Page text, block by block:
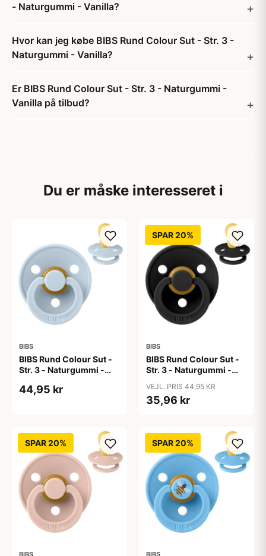
- Naturgummi - Vanilla?
Hvor kan jeg købe BIBS Rund Colour Sut - Str. 3 -
Naturgummi - Vanilla?
Er BIBS Rund Colour Sut - Str. 3 - Naturgummi -
Vanilla på tilbud?
Du er måske interesseret i
BIBS
BIBS Rund Colour Sut -
Str. 3 - Naturgummi -
44,95 kr
SPAR 20%
BIBS
BIBS Rund Colour Sut -
Str. 3 - Naturgummi -
VEJL. PRIS 44,95 KR
35,96 kr
SPAR 20%
BIBS
SPAR 20%
BIBS